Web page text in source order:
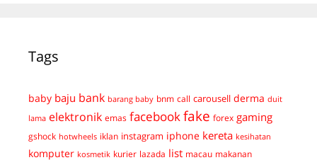
Tags
baby baju bank barang baby bnm call carousell derma duit
lama elektronik emas facebookfake forex gaming
gshock hotwheels iklan instagram iphone kereta kesihatan
komputer kosmetik kurier lazada list macau makanan